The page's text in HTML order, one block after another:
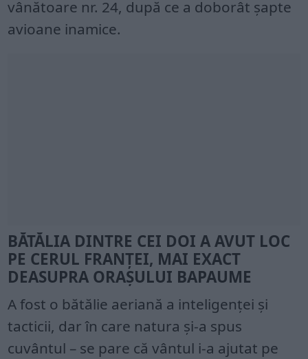
vânătoare nr. 24, după ce a doborât șapte
avioane inamice.
BĂTĂLIA DINTRE CEI DOI A AVUT LOC
PE CERUL FRANȚEI, MAI EXACT
DEASUPRA ORAȘULUI BAPAUME
A fost o bătălie aeriană a inteligenței și
tacticii, dar în care natura și-a spus
cuvântul – se pare că vântul i-a ajutat pe